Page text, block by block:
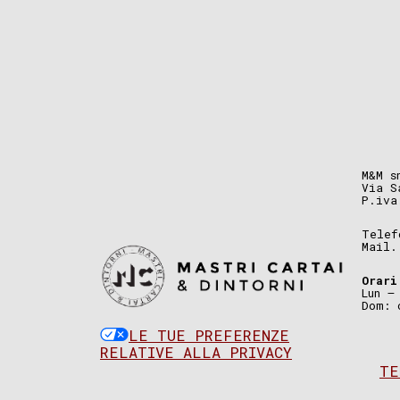
LE TUE PREFERENZE
RELATIVE ALLA PRIVACY
Via
Mail.
Lun
Dom: